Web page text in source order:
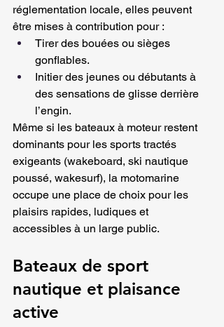
réglementation locale, elles peuvent
être mises à contribution pour :
Tirer des bouées ou sièges
gonflables.
Initier des jeunes ou débutants à
des sensations de glisse derrière
l’engin.
Même si les bateaux à moteur restent
dominants pour les sports tractés
exigeants (wakeboard, ski nautique
poussé, wakesurf), la motomarine
occupe une place de choix pour les
plaisirs rapides, ludiques et
accessibles à un large public.
Bateaux de sport
nautique et plaisance
active